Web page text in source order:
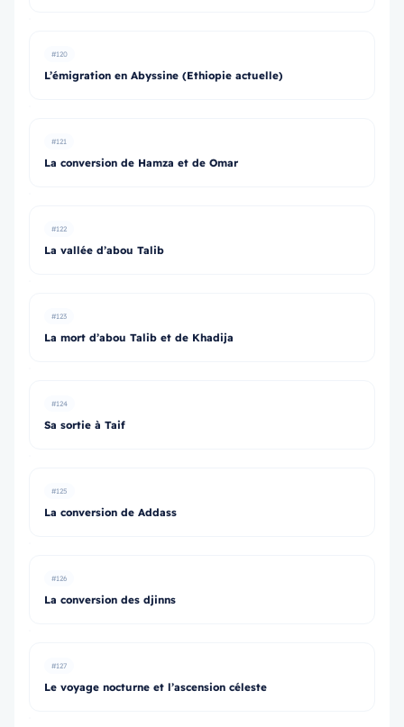
#120
L’émigration en Abyssine (Ethiopie actuelle)
#121
La conversion de Hamza et de Omar
#122
La vallée d’abou Talib
#123
La mort d’abou Talib et de Khadija
#124
Sa sortie à Taif
#125
La conversion de Addass
#126
La conversion des djinns
#127
Le voyage nocturne et l’ascension céleste